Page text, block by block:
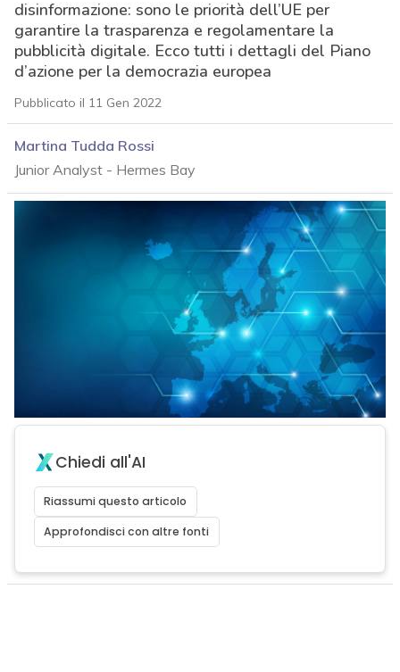
disinformazione: sono le priorità dell’UE per
garantire la trasparenza e regolamentare la
pubblicità digitale. Ecco tutti i dettagli del Piano
d’azione per la democrazia europea
Pubblicato il 11 Gen 2022
Martina Tudda Rossi
Junior Analyst - Hermes Bay
Chiedi all'AI
Riassumi questo articolo
Approfondisci con altre fonti